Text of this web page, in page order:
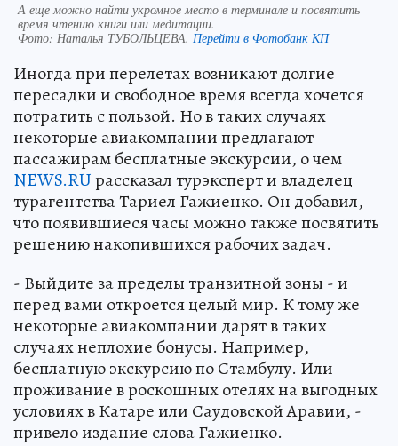
А еще можно найти укромное место в терминале и посвятить
время чтению книги или медитации.
Фото: Наталья ТУБОЛЬЦЕВА. Перейти в Фотобанк КП
Иногда при перелетах возникают долгие
пересадки и свободное время всегда хочется
потратить с пользой. Но в таких случаях
некоторые авиакомпании предлагают
пассажирам бесплатные экскурсии, о чем
NEWS.RUрассказал турэксперт и владелец
турагентства Тариел Гажиенко. Он добавил,
что появившиеся часы можно также посвятить
решению накопившихся рабочих задач.
- Выйдите за пределы транзитной зоны - и
перед вами откроется целый мир. К тому же
некоторые авиакомпании дарят в таких
случаях неплохие бонусы. Например,
бесплатную экскурсию по Стамбулу. Или
проживание в роскошных отелях на выгодных
условиях в Катаре или Саудовской Аравии, -
привело издание слова Гажиенко.